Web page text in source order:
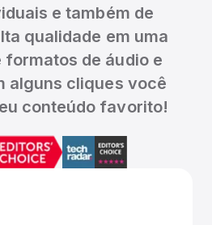
e também de
qualidade em uma
formatos de áudio e
alguns cliques você
conteúdo favorito!